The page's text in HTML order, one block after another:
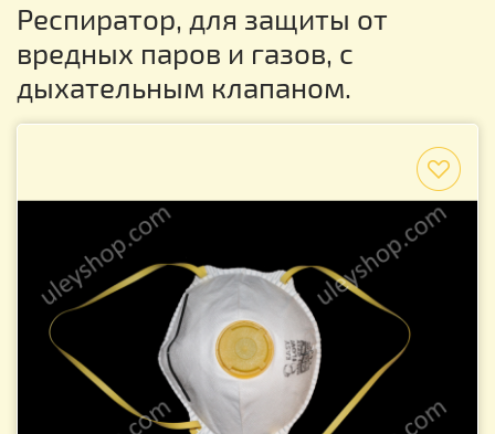
Респиратор, для защиты от
вредных паров и газов, с
дыхательным клапаном.